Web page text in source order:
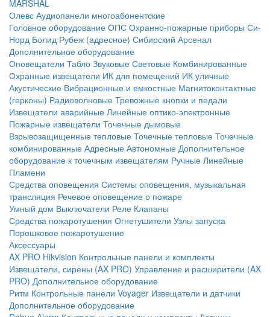
MARSHAL
Олевс Аудиопанели многоабонентские
Головное оборудование ОПС Охранно-пожарные приборы Си-
Норд Болид Рубеж (адресное) Сибирский Арсенал
Дополнительное оборудование
Оповещатели Табло Звуковые Световые Комбинированные
Охранные извещатели ИК для помещений ИК уличные
Акустические Вибрационные и емкостные Магнитоконтактные
(герконы) Радиоволновые Тревожные кнопки и педали
Извещатели аварийные Линейные оптико-электронные
Пожарные извещатели Точечные дымовые
Взрывозащищенные тепловые Точечные тепловые Точечные
комбинированные Адресные Автономные Дополнительное
оборудование к точечным извещателям Ручные Линейные
Пламени
Средства оповещения Системы оповещения, музыкальная
трансляция Речевое оповещение о пожаре
Умный дом Выключатели Реле Клапаны
Средства пожаротушения Огнетушители Узлы запуска
Порошковое пожаротушение
Аксессуары
AX PRO Hikvision Контрольные панели и комплекты
Извещатели, сирены (AX PRO) Управление и расширители (AX
PRO) Дополнительное оборудование
Ритм Контрольные панели Voyager Извещатели и датчики
Дополнительное оборудование